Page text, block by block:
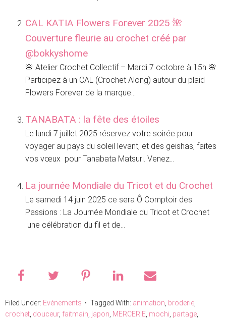
CAL KATIA Flowers Forever 2025 🌺
Couverture fleurie au crochet créé par
@bokkyshome
🌸 Atelier Crochet Collectif – Mardi 7 octobre à 15h 🌸
Participez à un CAL (Crochet Along) autour du plaid
Flowers Forever de la marque...
TANABATA : la fête des étoiles
Le lundi 7 juillet 2025 réservez votre soirée pour
voyager au pays du soleil levant, et des geishas, faites
vos vœux pour Tanabata Matsuri. Venez...
La journée Mondiale du Tricot et du Crochet
Le samedi 14 juin 2025 ce sera Ô Comptoir des
Passions : La Journée Mondiale du Tricot et Crochet
une célébration du fil et de...
Filed Under: Evènements Tagged With: animation, broderie,
crochet, douceur, faitmain, japon, MERCERIE, mochi, partage,